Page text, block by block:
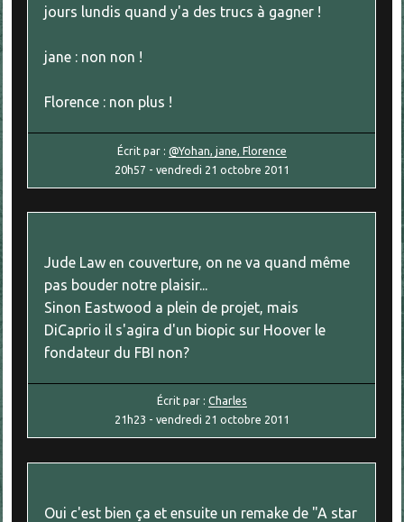
jours lundis quand y'a des trucs à gagner !
jane : non non !
Florence : non plus !
Écrit par : @Yohan, jane, Florence
20h57 - vendredi 21 octobre 2011
Jude Law en couverture, on ne va quand même
pas bouder notre plaisir...
Sinon Eastwood a plein de projet, mais
DiCaprio il s'agira d'un biopic sur Hoover le
fondateur du FBI non?
Écrit par : Charles
21h23 - vendredi 21 octobre 2011
Oui c'est bien ça et ensuite un remake de "A star